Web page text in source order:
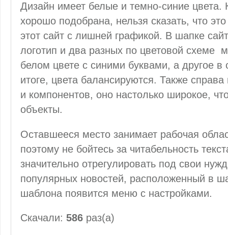
Дизайн имеет белые и темно-синие цвета.
хорошо подобрана, нельзя сказать, что
этот сайт с лишней графикой. В шапке
логотип и два разных по цветовой
белом цвете с синими буквами, а другое
итоге, цвета балансируются. Также
и компонентов, оно настолько широкое,
объекты.
Оставшееся место занимает рабочая
поэтому не бойтесь за читабельность
значительно отрегулировать под свои
популярных новостей, расположенный в
шаблона появится меню с настройками.
Скачали: 586 раз(а)